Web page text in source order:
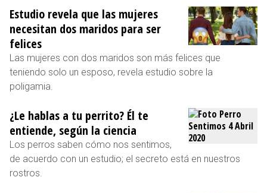
Estudio revela que las mujeres
necesitan dos maridos para ser
felices
Las mujeres con dos maridos son más felices que
teniendo solo un esposo, revela estudio sobre la
poligamia.
¿Le hablas a tu perrito? Él te
entiende, según la ciencia
Los perros saben cómo nos sentimos,
de acuerdo con un estudio; el secreto está en nuestros
rostros.